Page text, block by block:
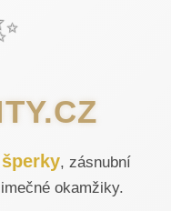
, zásnubní
okamžiky.